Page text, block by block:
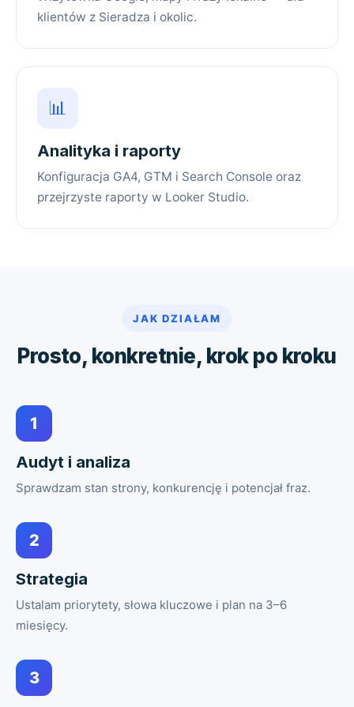
klientów z Sieradza i okolic.
📊
Analityka i raporty
Konfiguracja GA4, GTM i Search Console oraz
przejrzyste raporty w Looker Studio.
JAK DZIAŁAM
Prosto, konkretnie, krok po kroku
1
Audyt i analiza
Sprawdzam stan strony, konkurencję i potencjał fraz.
2
Strategia
Ustalam priorytety, słowa kluczowe i plan na 3–6
miesięcy.
3